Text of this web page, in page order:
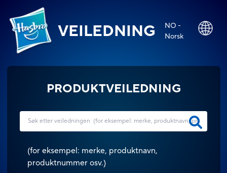
VEILEDNING
NO -
Norsk
PRODUKTVEILEDNING
(for eksempel: merke, produktnavn,
produktnummer osv.)